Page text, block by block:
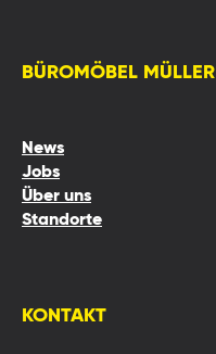
BÜROMÖBEL MÜLLER
News
Jobs
Über uns
Standorte
KONTAKT